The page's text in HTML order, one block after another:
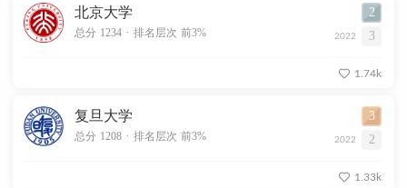
北京大学 2
总分 1234 . 排名层次 前3% 2022 3
1.74k
复旦大学 3
总分 1208 . 排名层次 前3% 2022 2
1.33k